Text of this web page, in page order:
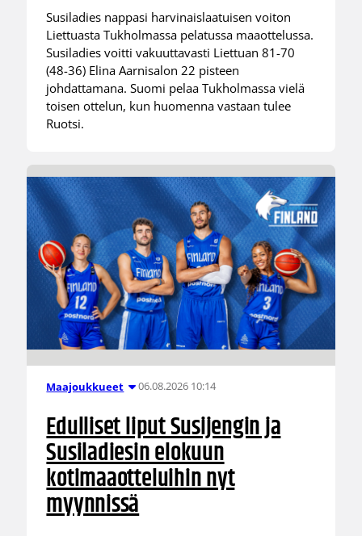
Susiladies nappasi harvinaislaatuisen voiton
Liettuasta Tukholmassa pelatussa maaottelussa.
Susiladies voitti vakuuttavasti Liettuan 81-70
(48-36) Elina Aarnisalon 22 pisteen
johdattamana. Suomi pelaa Tukholmassa vielä
toisen ottelun, kun huomenna vastaan tulee
Ruotsi.
Maajoukkueet 06.08.2026 10:14
Edulliset liput Susijengin ja
Susiladiesin elokuun
kotimaaotteluihin nyt
myynnissä